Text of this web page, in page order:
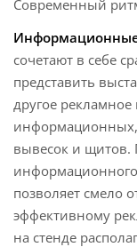
Современный
сочетают в себе
представить
другое
вывесок и щитов.
позволяет смело
эффективному
на стенде